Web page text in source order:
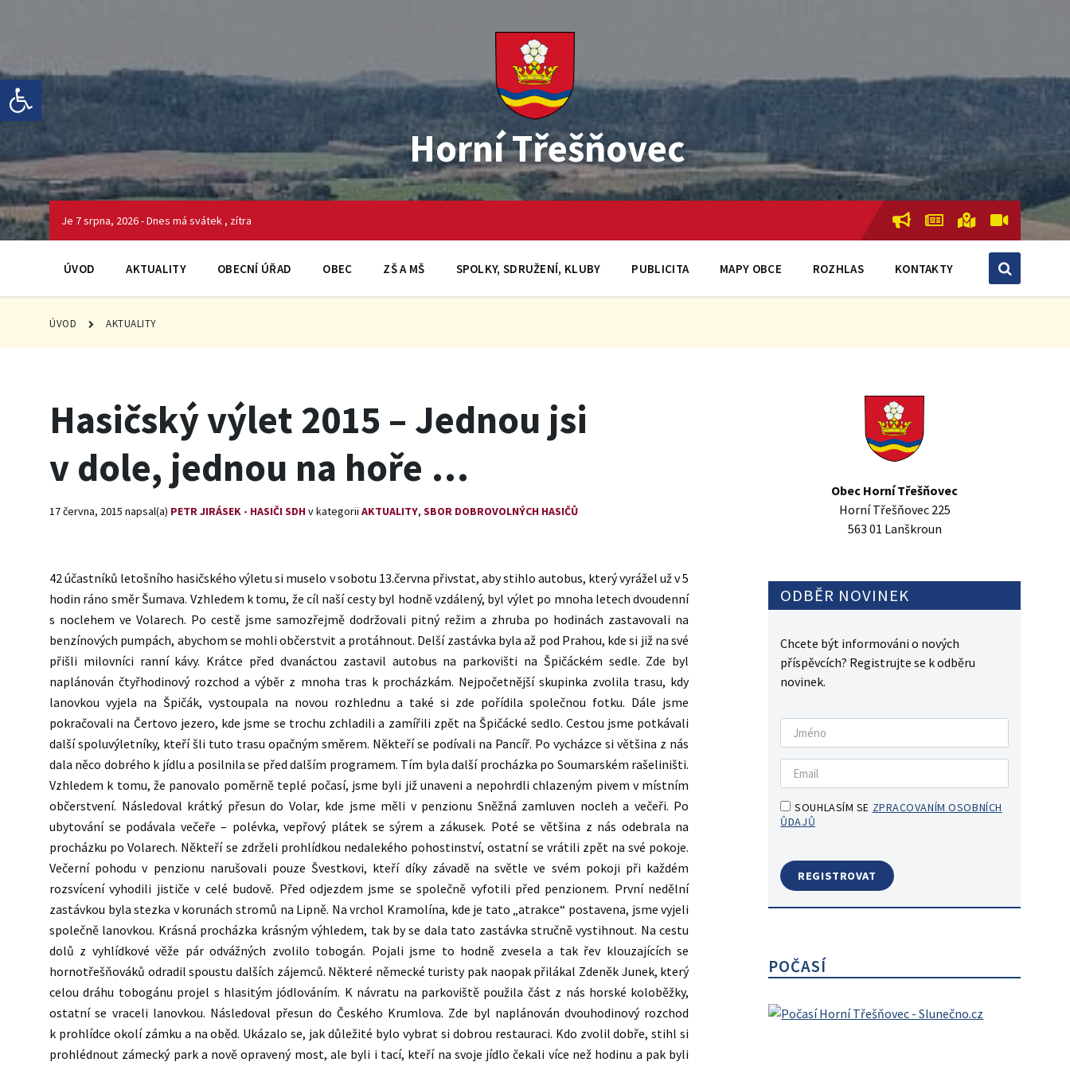
Open toolbar
navigation
Horní Třešňovec
Je 7 srpna, 2026 - Dnes má svátek , zítra
ÚVOD AKTUALITY OBECNÍ ÚŘAD OBEC ZŠ A MŠ SPOLKY, SDRUŽENÍ, KLUBY PUBLICITA MAPY OBCE ROZHLAS KONTAKTY
ÚVOD AKTUALITY
Hasičský výlet 2015 – Jednou jsi
v dole, jednou na hoře …
17 června, 2015 napsal(a) PETR JIRÁSEK - HASIČI SDH v kategorii AKTUALITY, SBOR DOBROVOLNÝCH HASIČŮ
42 účastníků letošního hasičského výletu si muselo v sobotu 13.června přivstat, aby stihlo autobus, který vyrážel už v 5
hodin ráno směr Šumava. Vzhledem k tomu, že cíl naší cesty byl hodně vzdálený, byl výlet po mnoha letech dvoudenní
s noclehem ve Volarech. Po cestě jsme samozřejmě dodržovali pitný režim a zhruba po hodinách zastavovali na
benzínových pumpách, abychom se mohli občerstvit a protáhnout. Delší zastávka byla až pod Prahou, kde si již na své
přišli milovníci ranní kávy. Krátce před dvanáctou zastavil autobus na parkovišti na Špičáckém sedle. Zde byl
naplánován čtyřhodinový rozchod a výběr z mnoha tras k procházkám. Nejpočetnější skupinka zvolila trasu, kdy
lanovkou vyjela na Špičák, vystoupala na novou rozhlednu a také si zde pořídila společnou fotku. Dále jsme
pokračovali na Čertovo jezero, kde jsme se trochu zchladili a zamířili zpět na Špičácké sedlo. Cestou jsme potkávali
další spoluvýletníky, kteří šli tuto trasu opačným směrem. Někteří se podívali na Pancíř. Po vycházce si většina z nás
dala něco dobrého k jídlu a posilnila se před dalším programem. Tím byla další procházka po Soumarském rašeliništi.
Vzhledem k tomu, že panovalo poměrně teplé počasí, jsme byli již unaveni a nepohrdli chlazeným pivem v místním
občerstvení. Následoval krátký přesun do Volar, kde jsme měli v penzionu Sněžná zamluven nocleh a večeři. Po
ubytování se podávala večeře – polévka, vepřový plátek se sýrem a zákusek. Poté se většina z nás odebrala na
procházku po Volarech. Někteří se zdrželi prohlídkou nedalekého pohostinství, ostatní se vrátili zpět na své pokoje.
Večerní pohodu v penzionu narušovali pouze Švestkovi, kteří díky závadě na světle ve svém pokoji při každém
rozsvícení vyhodili jističe v celé budově. Před odjezdem jsme se společně vyfotili před penzionem. První nedělní
zastávkou byla stezka v korunách stromů na Lipně. Na vrchol Kramolína, kde je tato „atrakce“ postavena, jsme vyjeli
společně lanovkou. Krásná procházka krásným výhledem, tak by se dala tato zastávka stručně vystihnout. Na cestu
dolů z vyhlídkové věže pár odvážných zvolilo tobogán. Pojali jsme to hodně zvesela a tak řev klouzajících se
hornotřešňováků odradil spoustu dalších zájemců. Některé německé turisty pak naopak přilákal Zdeněk Junek, který
celou dráhu tobogánu projel s hlasitým jódlováním. K návratu na parkoviště použila část z nás horské koloběžky,
ostatní se vraceli lanovkou. Následoval přesun do Českého Krumlova. Zde byl naplánován dvouhodinový rozchod
k prohlídce okolí zámku a na oběd. Ukázalo se, jak důležité bylo vybrat si dobrou restauraci. Kdo zvolil dobře, stihl si
prohlédnout zámecký park a nově opravený most, ale byli i tací, kteří na svoje jídlo čekali více než hodinu a pak byli
Obec Horní Třešňovec
Horní Třešňovec 225
563 01 Lanškroun
ODBĚR NOVINEK
Chcete být informováni o nových
příspěvcích? Registrujte se k odběru
novinek.
SOUHLASÍM SE ZPRACOVANÍM OSOBNÍCH
ŮDAJŮ
POČASÍ